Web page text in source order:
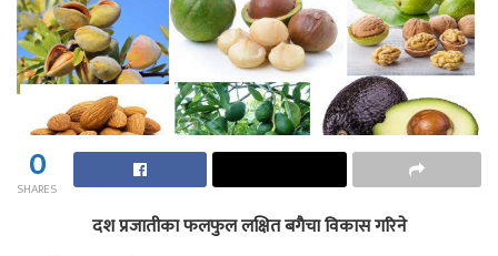
0
SHARES
दश प्रजातीका फलफुल लक्षित बगैचा विकास गरिने